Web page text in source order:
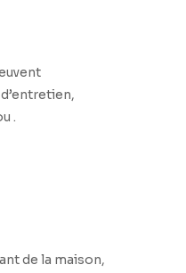
.
de la maison,